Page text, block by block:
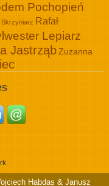
Pochopień
Skrzyniarz Rafał
Lepiarz
JastrząbZuzanna
Habdas & Janusz